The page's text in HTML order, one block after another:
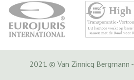
2021 © Van Zinnicq Bergmann -